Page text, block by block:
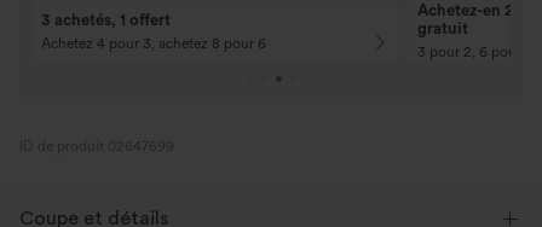
3 achetés, 1 offert
Achetez 4 pour 3, achetez 8 pour 6
Achetez-en 2,
gratuit
3 pour 2, 6 pour 4,
ID de produit 02647699
Coupe et détails